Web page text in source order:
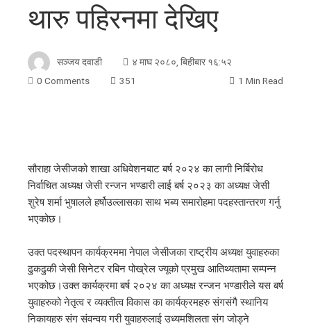
थारु पहिरनमा देखिए
सञ्जय दवाडी
४ माघ २०८०, बिहीबार १६:५२
0 Comments
351 1 Min Read
सौराहा जेसीजको शाखा अधिवेशनबाट बर्ष २०२४ का लागी निर्बिरोध
निर्वाचित अध्यक्ष जेसी रन्जन भण्डारी लाई बर्ष २०२३ का अध्यक्ष जेसी
शुरेष शर्मा भुषालले हर्षोउल्लासका साथ भब्य समारोहमा पदहस्तान्तरण गर्नु
भएकोछ।
उक्त पदस्थापन कार्यक्रममा नेपाल जेसीजका राष्ट्रीय अध्यक्ष युवाहरुका
ढुकढुकी जेसी सिनेटर रबिन पोख्रेल ज्यूको प्रमुख आतिथ्यतामा सम्पन्न
भएकोछ।उक्त कार्यक्रमा बर्ष २०२४ का अध्यक्ष रन्जन भण्डारीले यस बर्ष
युवाहरुको नेतृत्व र व्यक्तीत्व विकास का कार्यक्रमहरु संगसंगै स्थानिय
निकायहरु संग संवन्वय गरी युवाहरुलाई उध्यमशिलता संग जोड्ने